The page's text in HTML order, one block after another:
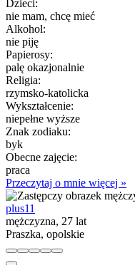
Dzieci:
nie mam, chcę mieć
Alkohol:
nie piję
Papierosy:
palę okazjonalnie
Religia:
rzymsko-katolicka
Wykształcenie:
niepełne wyższe
Znak zodiaku:
byk
Obecne zajęcie:
praca
Przeczytaj o mnie więcej »
plus11
mężczyzna, 27 lat
Praszka, opolskie